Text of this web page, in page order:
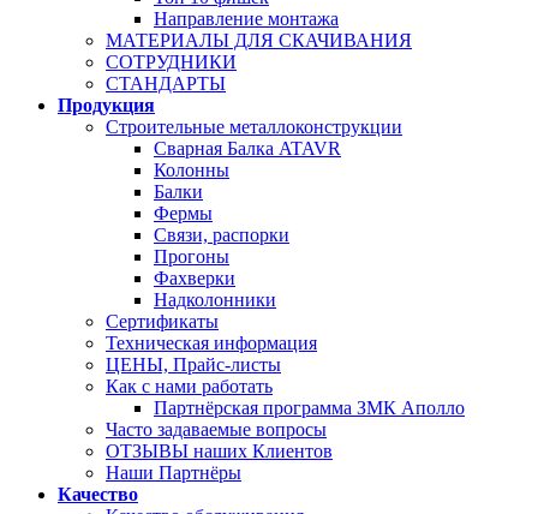
Направление монтажа
МАТЕРИАЛЫ ДЛЯ СКАЧИВАНИЯ
СОТРУДНИКИ
СТАНДАРТЫ
Продукция
Строительные металлоконструкции
Сварная Балка ATAVR
Колонны
Балки
Фермы
Связи, распорки
Прогоны
Фахверки
Надколонники
Сертификаты
Техническая информация
ЦЕНЫ, Прайс-листы
Как с нами работать
Партнёрская программа ЗМК Аполло
Часто задаваемые вопросы
ОТЗЫВЫ наших Клиентов
Наши Партнёры
Качество